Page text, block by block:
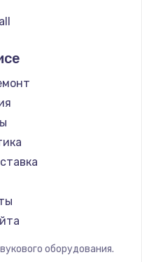
оборудования.